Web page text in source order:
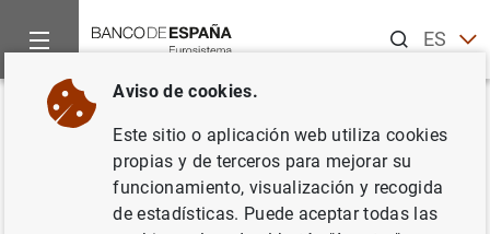
ESEN
Inicio Noticias y eventos
Volver
Estado financiero consolidado
del Eurosistema a 6 de
Aviso de cookies.
Este sitio o aplicación web utiliza cookies
propias y de terceros para mejorar su
funcionamiento, visualización y recogida
de estadísticas. Puede aceptar todas las